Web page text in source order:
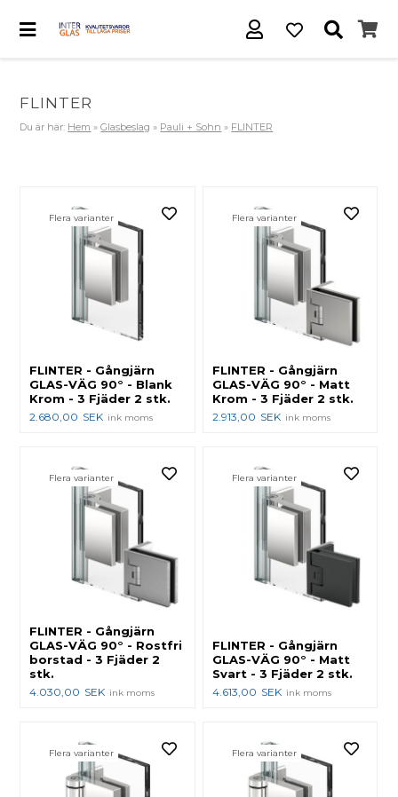
FLINTER
Du är här: Hem »Glasbeslag » Pauli + Sohn » FLINTER
Flera varianter
FLINTER - Gångjärn
GLAS-VÄG 90° - Blank
Krom - 3 Fjäder 2 stk.
2.680,00 SEK ink moms
Flera varianter
FLINTER - Gångjärn
GLAS-VÄG 90° - Matt
Krom - 3 Fjäder 2 stk.
2.913,00 SEK ink moms
Flera varianter
FLINTER - Gångjärn
GLAS-VÄG 90° - Rostfri
borstad - 3 Fjäder 2
stk.
4.030,00 SEK ink moms
Flera varianter
FLINTER - Gångjärn
GLAS-VÄG 90° - Matt
Svart - 3 Fjäder 2 stk.
4.613,00 SEK ink moms
Flera varianter Flera varianter